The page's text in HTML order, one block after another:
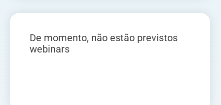
De momento, não estão previstos
webinars